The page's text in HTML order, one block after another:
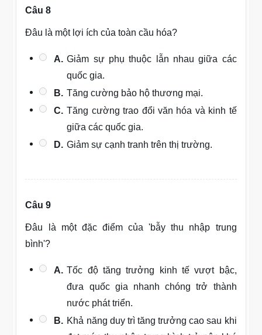
Câu 8
Đâu là một lợi ích của toàn cầu hóa?
A. Giảm sự phụ thuộc lẫn nhau giữa các
quốc gia.
B. Tăng cường bảo hộ thương mại.
C. Tăng cường trao đổi văn hóa và kinh tế
giữa các quốc gia.
D. Giảm sự cạnh tranh trên thị trường.
Câu 9
Đâu là một đặc điểm của 'bẫy thu nhập trung
bình'?
A. Tốc độ tăng trưởng kinh tế vượt bậc,
đưa quốc gia nhanh chóng trở thành
nước phát triển.
B. Khả năng duy trì tăng trưởng cao sau khi